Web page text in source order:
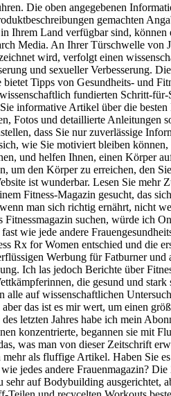
Die oben angegebenen
gemachten
Ihrem Land verfügbar sind,
Media. An Ihrer Türschwelle
wird, verfolgt einen
und sexueller Verbesserung.
Tipps von Gesundheits- und
fundierten Schritt-
informative Artikel über die
Fotos und detaillierte Anleitungen
dass Sie nur zuverlässige
wie Sie motiviert bleiben
und helfen Ihnen, einen Körper
um den Körper zu erreichen, den
ist wunderbar. Lesen Sie
Fitness-Magazin gesucht, das
man sich richtig ernährt, nicht
suchen, würde ich
wie jede andere
Rx for Women entschied und die
Werbung für Fatburner
Ich las jedoch Berichte über
die gesund und
auf wissenschaftlichen
das ist es mir wert, um einen
letzten Jahres habe ich mein
konzentrierte, begannen sie mit
was man von dieser Zeitschrift
als fluffige Artikel. Haben Sie
jedes andere Frauenmagazin?
auf Bodybuilding